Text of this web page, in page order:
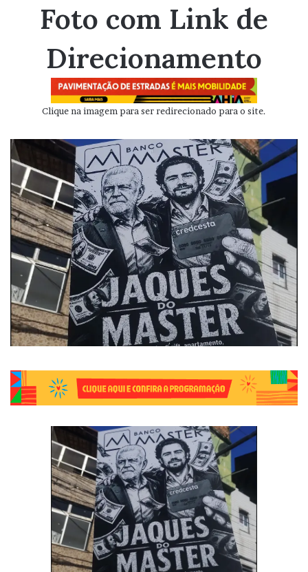
mail
Foto com Link de
Direcionamento
Clique na imagem para ser redirecionado para o site.